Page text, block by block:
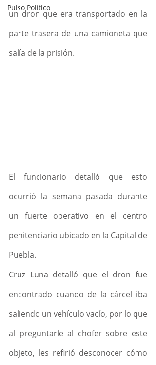
Pulso Político
un dron que era transportado en la
parte trasera de una camioneta que
salía de la prisión.
El funcionario detalló que esto
ocurrió la semana pasada durante
un fuerte operativo en el centro
penitenciario ubicado en la Capital de
Puebla.
Cruz Luna detalló que el dron fue
encontrado cuando de la cárcel iba
saliendo un vehículo vacío, por lo que
al preguntarle al chofer sobre este
objeto, les refirió desconocer cómo